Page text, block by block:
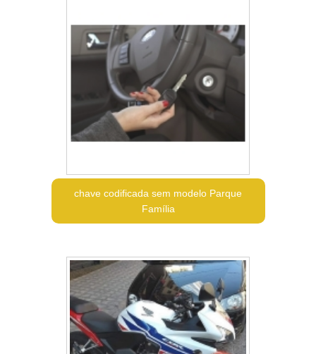
chave codificada sem modelo Parque
Família